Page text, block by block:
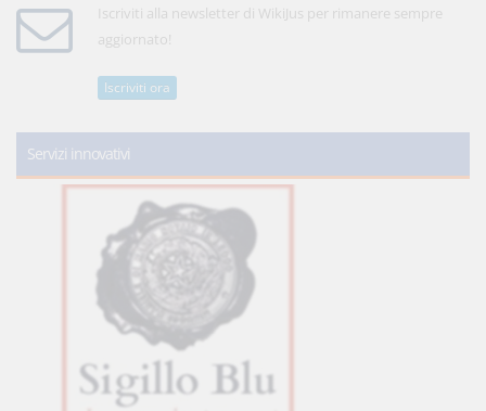
Iscriviti alla newsletter di WikiJus per rimanere sempre
aggiornato!
Iscriviti ora
Servizi innovativi